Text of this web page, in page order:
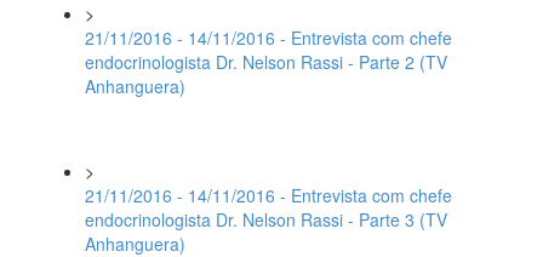
>
21/11/2016 - 14/11/2016 - Entrevista com chefe
endocrinologista Dr. Nelson Rassi - Parte 2 (TV
Anhanguera)
>
21/11/2016 - 14/11/2016 - Entrevista com chefe
endocrinologista Dr. Nelson Rassi - Parte 3 (TV
Anhanguera)